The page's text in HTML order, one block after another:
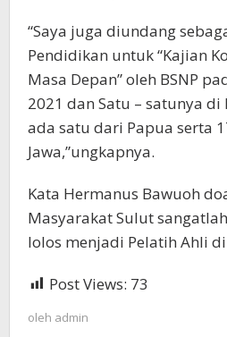
“Saya juga diundang
Pendidikan untuk “Kajian
Masa Depan” oleh BSNP
2021 dan Satu – satunya di
ada satu dari Papua serta
Jawa,”ungkapnya.
Kata Hermanus Bawuoh
Masyarakat Sulut
lolos menjadi Pelatih Ahli
Post Views: 73
oleh admin